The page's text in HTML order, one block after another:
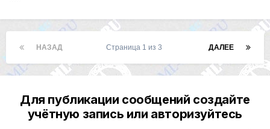
аккумом и солярой с лета стоящей у людей , заводится в
НАЗАД ДАЛЕЕ
Страница 1 из 3
Для публикации сообщений создайте
учётную запись или авторизуйтесь